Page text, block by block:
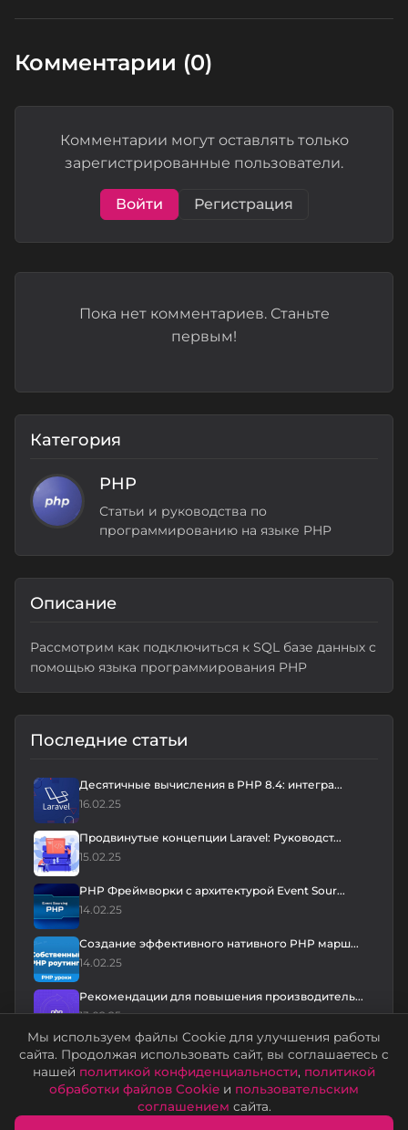
Комментарии (0)
Комментарии могут оставлять только
зарегистрированные пользователи.
Войти Регистрация
Пока нет комментариев. Станьте
первым!
Категория
PHP
Статьи и руководства по
программированию на языке PHP
Описание
Рассмотрим как подключиться к SQL базе данных с
помощью языка программирования PHP
Последние статьи
Десятичные вычисления в PHP 8.4: интегра...
16.02.25
Продвинутые концепции Laravel: Руководст...
15.02.25
PHP Фреймворки с архитектурой Event Sour...
14.02.25
Создание эффективного нативного PHP марш...
14.02.25
Рекомендации для повышения производитель...
13.02.25
Мы используем файлы Cookie для улучшения работы
сайта. Продолжая использовать сайт, вы соглашаетесь с
нашей политикой конфиденциальности, политикой
обработки файлов Cookie и пользовательским
соглашением сайта.